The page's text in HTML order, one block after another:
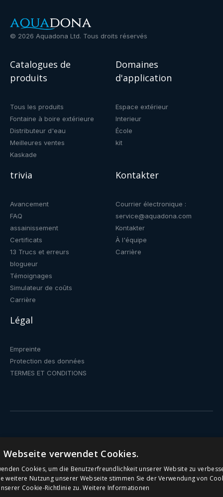
© 2026 Aquadona Ltd. Tous droits réservés
Catalogues de
produits
Tous les produits
Fontaine à boire extérieure
Distributeur d'eau
Meilleures ventes
Kaskade
Domaines
d'application
Espace extérieur
Interieur
École
kit
trivia
Avancement
FAQ
assainissement
Certificats
13 Trucs et erreurs
blogueur
Témoignages
Simulateur de coûts
Carrière
Kontakter
Courrier électronique :
service@aquadona.com
Kontakter
À l'équipe
Carrière
Légal
Empreinte
Protection des données
TERMES ET CONDITIONS
Distributeur d'eau avec Raccord fixe
Fontaines d'eau potable publiques
Webseite verwendet Cookies.
Cookies, um die Benutzerfreundlichkeit unserer Website zu
weitere Nutzung unserer Webseite stimmen Sie der Verwendung von
Cookie-Richtlinie zu. Weitere Informationen